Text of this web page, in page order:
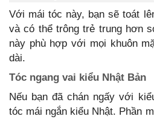
Với mái tóc này, bạn sẽ toát
và có thể trông trẻ trung hơn
này phù hợp với mọi khuôn
dài.
Tóc ngang vai kiểu Nhật Bản
Nếu bạn đã chán ngấy với
tóc mái ngắn kiểu Nhật. Phần